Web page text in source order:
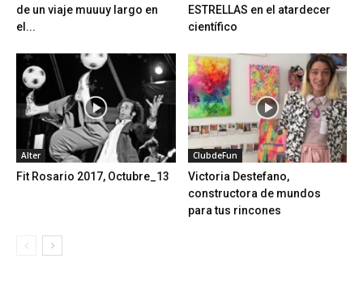
de un viaje muuuy largo en
el...
ESTRELLAS en el atardecer
científico
Alter
Fit Rosario 2017, Octubre_13
ClubdeFun
Victoria Destefano,
constructora de mundos
para tus rincones